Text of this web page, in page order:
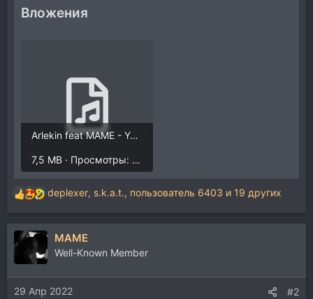
Вложения
Arlekin feat MAME - You my soul.mp3
7,5 MB · Просмотры: 2.970
Р
е
а
ц
и
и
:
deplexer, s.k.a.t., пользователь 6403 и 19 других
MAME
Well-Known Member
29 Апр 2022 #2